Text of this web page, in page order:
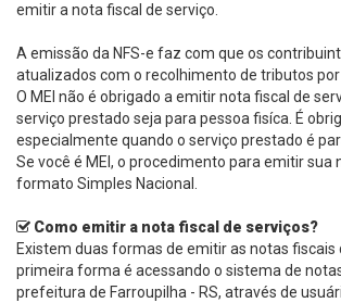
emitir a nota fiscal de serviço.
A emissão da NFS-e faz com que os
atualizados com o recolhimento de tributos por
O MEI não é obrigado a emitir nota fiscal de
serviço prestado seja para pessoa fisíca. É
especialmente quando o serviço prestado é
Se você é MEI, o procedimento para emitir sua
formato Simples Nacional.
Como emitir a nota fiscal de serviços?
Existem duas formas de emitir as notas fiscais
primeira forma é acessando o sistema de
prefeitura de Farroupilha - RS, através de